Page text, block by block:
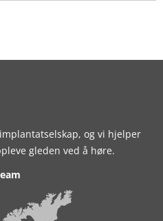
og vi hjelper
gleden ved å høre.